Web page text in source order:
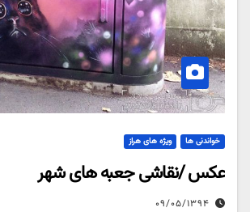
خواندنی ها ویژه های هراز
عکس /نقاشی جعبه های شهر
۰۹/۰۵/۱۳۹۴